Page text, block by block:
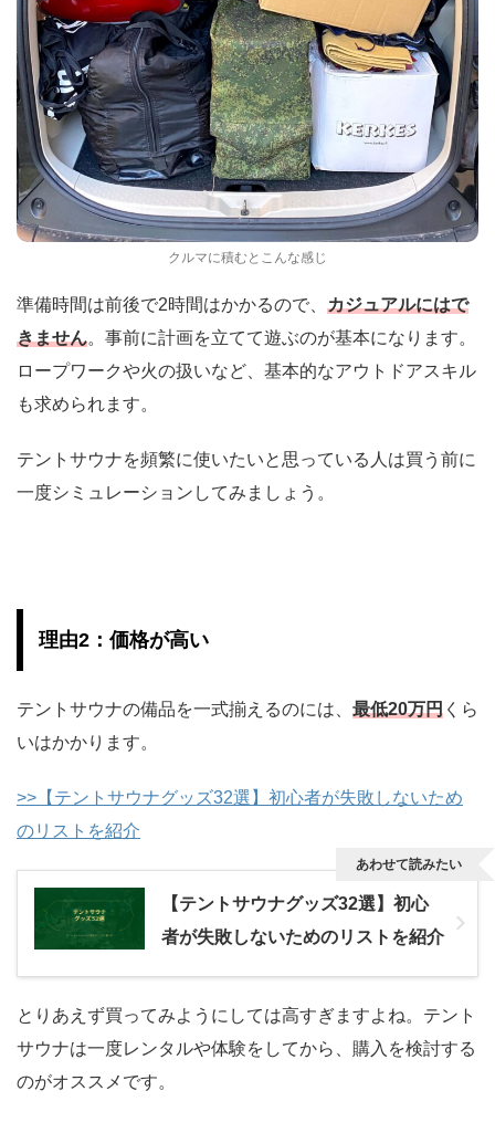
クルマに積むとこんな感じ
準備時間は前後で2時間はかかるので、 カジュアルにはで
きません。事前に計画を立てて遊ぶのが基本になります。
ロープワークや火の扱いなど、基本的なアウトドアスキル
も求められます。
テントサウナを頻繁に使いたいと思っている人は買う前に
一度シミュレーションしてみましょう。
理由2：価格が高い
テントサウナの備品を一式揃えるのには、 最低20万円 くら
いはかかります。
>>【テントサウナグッズ32選】初心者が失敗しないため
のリストを紹介
【テントサウナグッズ32選】初心
者が失敗しないためのリストを紹介
あわせて読みたい
とりあえず買ってみようにしては高すぎますよね。テント
サウナは一度レンタルや体験をしてから、購入を検討する
のがオススメです。